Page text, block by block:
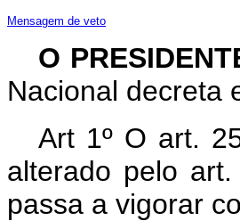
Mensagem de veto
O
Nacional decreta
Art 1º O art.
alterado pelo
passa a vigorar